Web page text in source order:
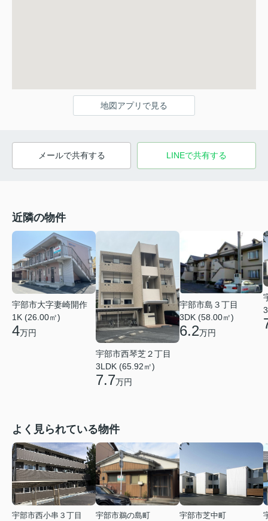
地図アプリで見る
メールで共有する LINEで共有する
近隣の物件
宇部市大字妻崎開作
1K (26.00㎡)
4万円
宇部市西琴芝２丁目
3LDK (65.92㎡)
7.7万円
宇部市島３丁目
3DK (58.00㎡)
6.2万円
よく見られている物件
宇部市西小串３丁目
宇部市鵜の島町
宇部市芝中町